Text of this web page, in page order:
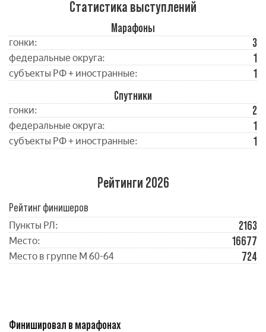
Статистика выступлений
Марафоны
гонки: 3
федеральные округа: 1
субъекты РФ + иностранные:
1
Спутники
гонки: 2
федеральные округа: 1
субъекты РФ + иностранные: 1
Рейтинги 2026
Рейтинг финишеров
Пункты РЛ: 2163
Место: 16677
Место в группе М 60-64 724
Финишировал в марафонах